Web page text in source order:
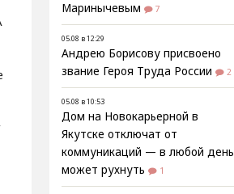
Маринычевым
7
05.08 в 12:29
Андрею Борисову присвоено
звание Героя Труда России
2
05.08 в 10:53
Дом на Новокарьерной в
Якутске отключат от
коммуникаций — в любой день
может рухнуть
1